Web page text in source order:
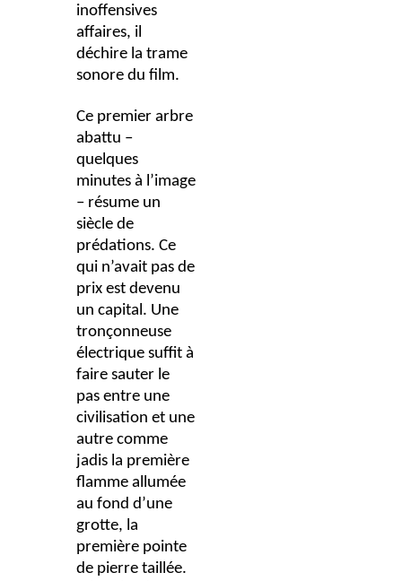
inoffensives
affaires, il
déchire la trame
sonore du film.
Ce premier arbre
abattu –
quelques
minutes à l’image
– résume un
siècle de
prédations. Ce
qui n’avait pas de
prix est devenu
un capital. Une
tronçonneuse
électrique suffit à
faire sauter le
pas entre une
civilisation et une
autre comme
jadis la première
flamme allumée
au fond d’une
grotte, la
première pointe
de pierre taillée.